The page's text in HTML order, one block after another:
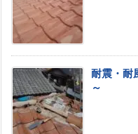
耐震・
～